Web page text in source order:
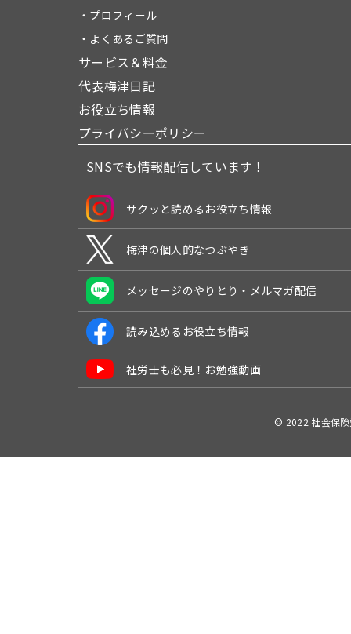
・プロフィール
・よくあるご質問
サービス＆料金
代表梅津日記
お役立ち情報
プライバシーポリシー
SNSでも情報配信しています！
サクッと読めるお役立ち情報
梅津の個人的なつぶやき
メッセージのやりとり・メルマガ配信
読み込めるお役立ち情報
社労士も必見！お勉強動画
© 2022 社会保